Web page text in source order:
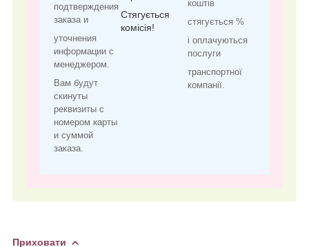
подтверждения
заказа и
уточнения
информации с
менеджером.
Вам будут
скинуты
реквизиты с
номером карты
и суммой
заказа.
Стягується
комісія!
коштів
стягується %
і оплачуються
послуги
транспортної
компанії.
Приховати